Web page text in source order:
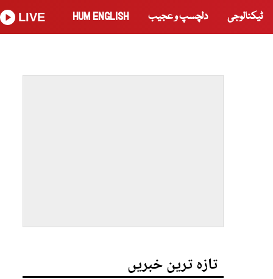
ٹیکنالوجی دلچسپ و عجیب HUM ENGLISH
LIVE
تازہ ترین خبریں